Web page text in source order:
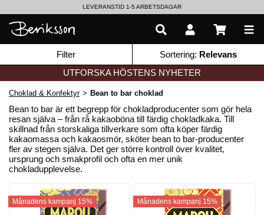
LEVERANSTID 1-5 ARBETSDAGAR
Filter Sortering: Relevans
UTFORSKA HÖSTENS NYHETER
Choklad & Konfektyr > Bean to bar choklad
Bean to bar är ett begrepp för chokladproducenter som gör hela
resan själva – från rå kakaoböna till färdig chokladkaka. Till
skillnad från storskaliga tillverkare som ofta köper färdig
kakaomassa och kakaosmör, sköter bean to bar-producenter
fler av stegen själva. Det ger större kontroll över kvalitet,
ursprung och smakprofil och ofta en mer unik
chokladupplevelse.
Månadens kampanj 15% Månadens kampanj 15%